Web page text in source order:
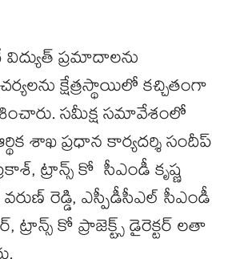
ప్రమాదాలను
క్షేత్రస్థాయిలో కచ్చితంగా
స‌‌‌‌‌‌‌‌‌‌‌‌‌‌‌‌‌‌‌‌‌‌‌‌‌‌‌‌‌‌‌‌‌‌‌‌‌‌‌‌‌‌‌‌‌‌‌‌‌‌‌‌‌‌‌‌‌‌‌‌‌‌‌‌‌‌‌‌‌‌‌‌‌‌‌‌‌‌‌‌‌‌‌‌‌‌‌‌‌‌‌‌‌‌‌‌‌‌‌‌‌‌‌‌‌‌‌‌‌‌‌‌‌‌‌‌‌‌‌‌‌‌‌‌‌‌‌‌మీక్ష స‌‌‌‌‌‌‌‌‌‌‌‌‌‌‌‌‌‌‌‌‌‌‌‌‌‌‌‌‌‌‌‌‌‌‌‌‌‌‌‌‌‌‌‌‌‌‌‌‌‌‌‌‌‌‌‌‌‌‌‌‌‌‌‌‌‌‌‌‌‌‌‌‌‌‌‌‌‌‌‌‌‌‌‌‌‌‌‌‌‌‌‌‌‌‌‌‌‌‌‌‌‌‌‌‌‌‌‌‌‌‌‌‌‌‌‌‌‌‌‌‌‌‌‌‌‌‌‌మావేశంలో
శాఖ ప్రధాన కార్యదర్శి సందీప్
ట్రాన్స్ కో సీఎండీ కృష్ణ
రెడ్డి, ఎస్పీడీసీఎల్ సీఎండీ
కో ప్రాజెక్ట్స్ డైరెక్టర్ లతా